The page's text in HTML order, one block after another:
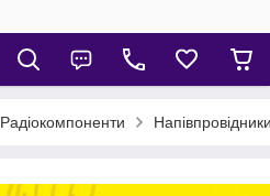
Радіокомпоненти